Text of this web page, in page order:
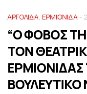
ΑΡΓΟΛΙΔΑ, ΕΡΜΙΟΝΙΔΑ -
“Ο ΦΟΒΟΣ
ΤΟΝ
ΒΟΥΛΕΥΤΙΚΟ